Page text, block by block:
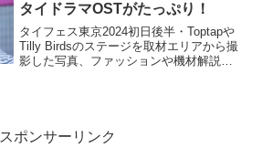
タイドラマOSTがたっぷり！
タイフェス東京2024初日後半・Toptapや
Tilly Birdsのステージを取材エリアから撮
影した写真、ファッションや機材解説と
スポンサーリンク